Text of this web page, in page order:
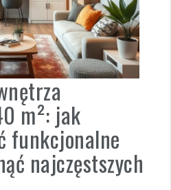
m²: jak
funkcjonalne
najczęstszych